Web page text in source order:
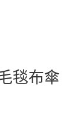
毯布傘